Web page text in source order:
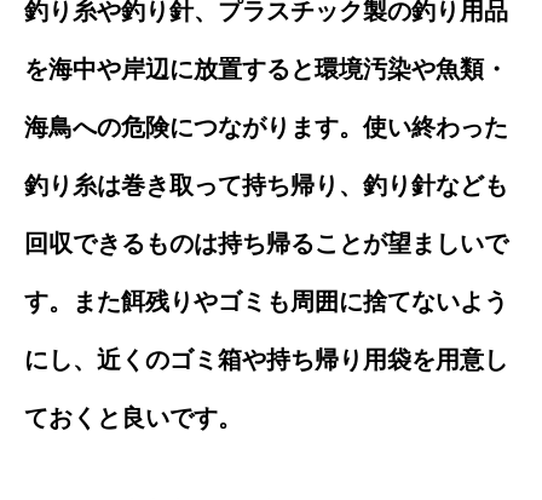
釣り糸や釣り針、プラスチック製の釣り用品
を海中や岸辺に放置すると環境汚染や魚類・
海鳥への危険につながります。使い終わった
釣り糸は巻き取って持ち帰り、釣り針なども
回収できるものは持ち帰ることが望ましいで
す。また餌残りやゴミも周囲に捨てないよう
にし、近くのゴミ箱や持ち帰り用袋を用意し
ておくと良いです。